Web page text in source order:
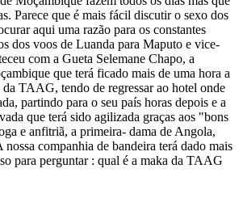
Parece que é mais fácil discutir o sexo dos
aqui uma razão para os constantes
dos voos de Luanda para Maputo e vice-
com a Gueta Selemane Chapo, a
que terá ficado mais de uma hora a
TAAG, tendo de regressar ao hotel onde
partindo para o seu país horas depois e a
que terá sido agilizada graças aos "bons
e anfitriã, a primeira- dama de Angola,
companhia de bandeira terá dado mais
para perguntar : qual é a maka da TAAG